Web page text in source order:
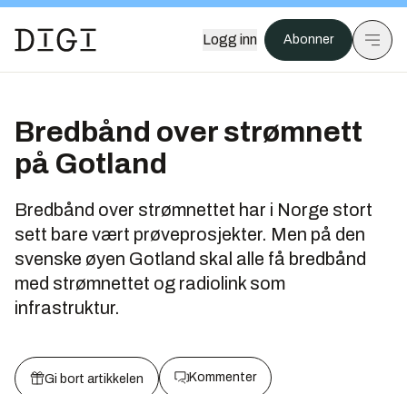
Logg inn Abonner
Bredbånd over strømnett
på Gotland
Bredbånd over strømnettet har i Norge stort
sett bare vært prøveprosjekter. Men på den
svenske øyen Gotland skal alle få bredbånd
med strømnettet og radiolink som
infrastruktur.
Gi bort artikkelen Kommenter